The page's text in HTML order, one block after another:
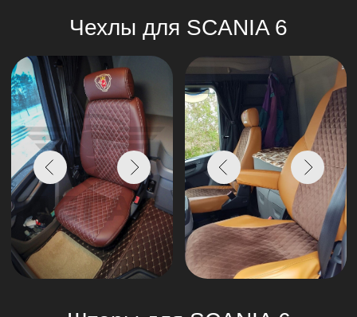
Мы предлагаем
изготовление аксессуаров на заказ.
Вы можете
выбрать материал, цвет и дизайн, чтобы ваш
автомобиль стал настоящим отражением вашего
стиля.
+7
Оставить заявку
Я согласен сПолитикой конфиденциальности
Отзывы наших клиентов